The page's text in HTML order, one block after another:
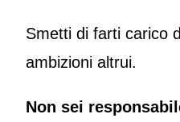
Smetti di farti carico
ambizioni altrui.
Non sei